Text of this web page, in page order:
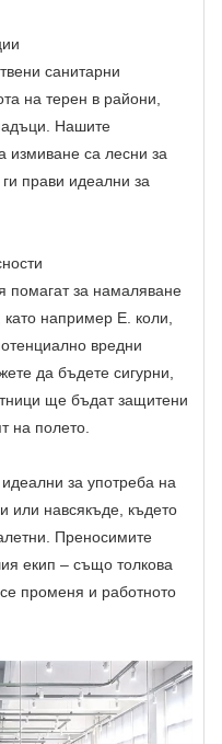
санитарни
на терен в райони,
Нашите
измиване са лесни за
прави идеални за
помагат за намаляване
например E. коли,
вредни
да бъдете сигурни,
ще бъдат защитени
на полето.
за употреба на
или навсякъде, където
Преносимите
екип – също толкова
променя и работното